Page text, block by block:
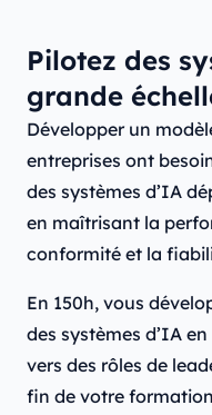
Pilotez des
grande
Développer un
entreprises ont
des systèmes d’IA
en maîtrisant la
conformité et la
En 150h, vous
des systèmes d’IA
vers des rôles de
fin de votre